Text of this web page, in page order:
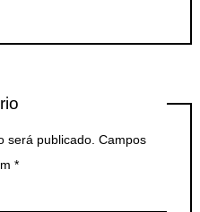
será publicado. Campos
*